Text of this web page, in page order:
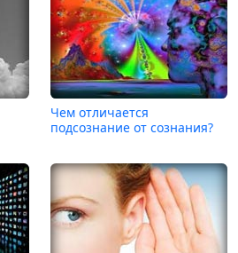
Чем отличается
подсознание от сознания?